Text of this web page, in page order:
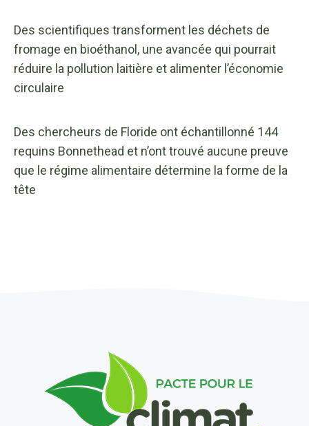
Des scientifiques transforment les déchets de
fromage en bioéthanol, une avancée qui pourrait
réduire la pollution laitière et alimenter l’économie
circulaire
Des chercheurs de Floride ont échantillonné 144
requins Bonnethead et n’ont trouvé aucune preuve
que le régime alimentaire détermine la forme de la
tête